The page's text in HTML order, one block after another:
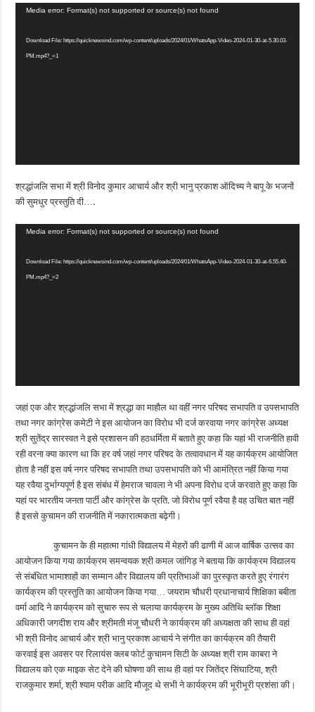
Video
Media error: Format(s) not supported or source(s) not found
Download File: https://quicknewsind.com/wp-content/uploads/2024/01/WhatsApp-Video-2024-01-30-at-5.30.03-
PM.mp4?_=1
श्रद्धांजलि सभा में श्री विनोद कुमार आचार्य और श्री भानु प्रकाश ऑदिच्य ने बापू के भजनों
की सुमधुर प्रस्तुति दी….
Video
Media error: Format(s) not supported or source(s) not found
Download File: https://quicknewsind.com/wp-content/uploads/2024/01/WhatsApp-Video-2024-01-30-at-6.55.40-
PM.mp4?_=2
जहां एक और श्रद्धांजलि सभा में श्रद्धा का माहौल था वहीं नगर परिषद सभापति व उपसभापति
तथा नगर कांग्रेस कमेटी ने इस आयोजन का विरोध भी दर्ज करवाया नगर कांग्रेस अध्यक्ष
श्री सुतेंद्र सारस्वत ने इसे प्रशासन की हठधर्मिता में बताते हुए कहा कि यहां भी राजनीति हावी
रही वरना क्या कारण था कि हर वर्ष जहां नगर परिषद के तत्वावधान में यह कार्यक्रम आयोजित
होता है नहीं इस वर्ष नगर परिषद सभापति तथा उपसभापति को भी आमंत्रित नहीं किया गया
यह रवैया दुर्भाग्यपूर्ण है इस संबंध में हेमराज चावला ने भी अपना विरोध दर्ज करवाते हुए कहा कि
यहां पर भारतीय जनता पार्टी और कांग्रेस के प्रति. जो विरोध पूर्ण रवैया है वह उचित बात नहीं
है इससे कुचामन की राजनीति में नकारात्मकता बढ़ेगी।
कुचामन के ही महात्मा गांधी विद्यालय में मेहरों की ढाणी में आज वार्षिक उत्सव का
आयोजन किया गया कार्यक्रम समन्वयक श्री कमल जांगिड़ ने बताया कि कार्यक्रम विद्यालय
से संबंधित भामाशाहों का सम्मान और विद्यालय की प्रतिभाओं का पुरस्कृत करते हुए रंगारंग
कार्यक्रम की प्रस्तुति का आयोजन किया गया… जयराम चौधरी प्रधानाचार्य शिक्षिका बबीता
वर्मा आदि ने कार्यक्रम को सुचारु रूप से चलाया कार्यक्रम के मुख्य अतिथि ब्लॉक शिक्षा
अधिकारी जगदीश राय और श्रीमती मंजू चौधरी ने कार्यक्रम की अध्यक्षता की साथ ही वहां
भी श्री विनोद आचार्य और श्री भानु प्रकाश आचार्य ने संगीत का कार्यक्रम की तैयारी
करवाई इस अवसर पर रिलायंस क्लब फोर्ट कुचामन सिटी के अध्यक्ष श्री राम काबरा ने
विद्यालय को एक माइक सेट देने की घोषणा की साथ ही वहां पर जितेंद्र सिंघाटिया, श्री
राजकुमार शर्मा, श्री श्याम परीक आदि मौजूद थे सभी ने कार्यक्रम की भूरीभूरी प्रशंसा की।